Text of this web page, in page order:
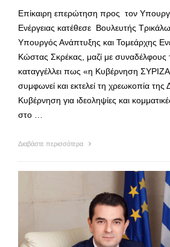
Επίκαιρη επερώτηση προς τον
Ενέργειας κατέθεσε Βουλευτής
Υπουργός Ανάπτυξης και Τομεάρχης
Κώστας Σκρέκας, μαζί με συναδέλφους
καταγγέλλει πως «η Κυβέρνηση
συμφωνεί και εκτελεί τη χρεωκοπία
Κυβέρνηση για ιδεοληψίες και
στο …
Διαβάστε περισσότερα